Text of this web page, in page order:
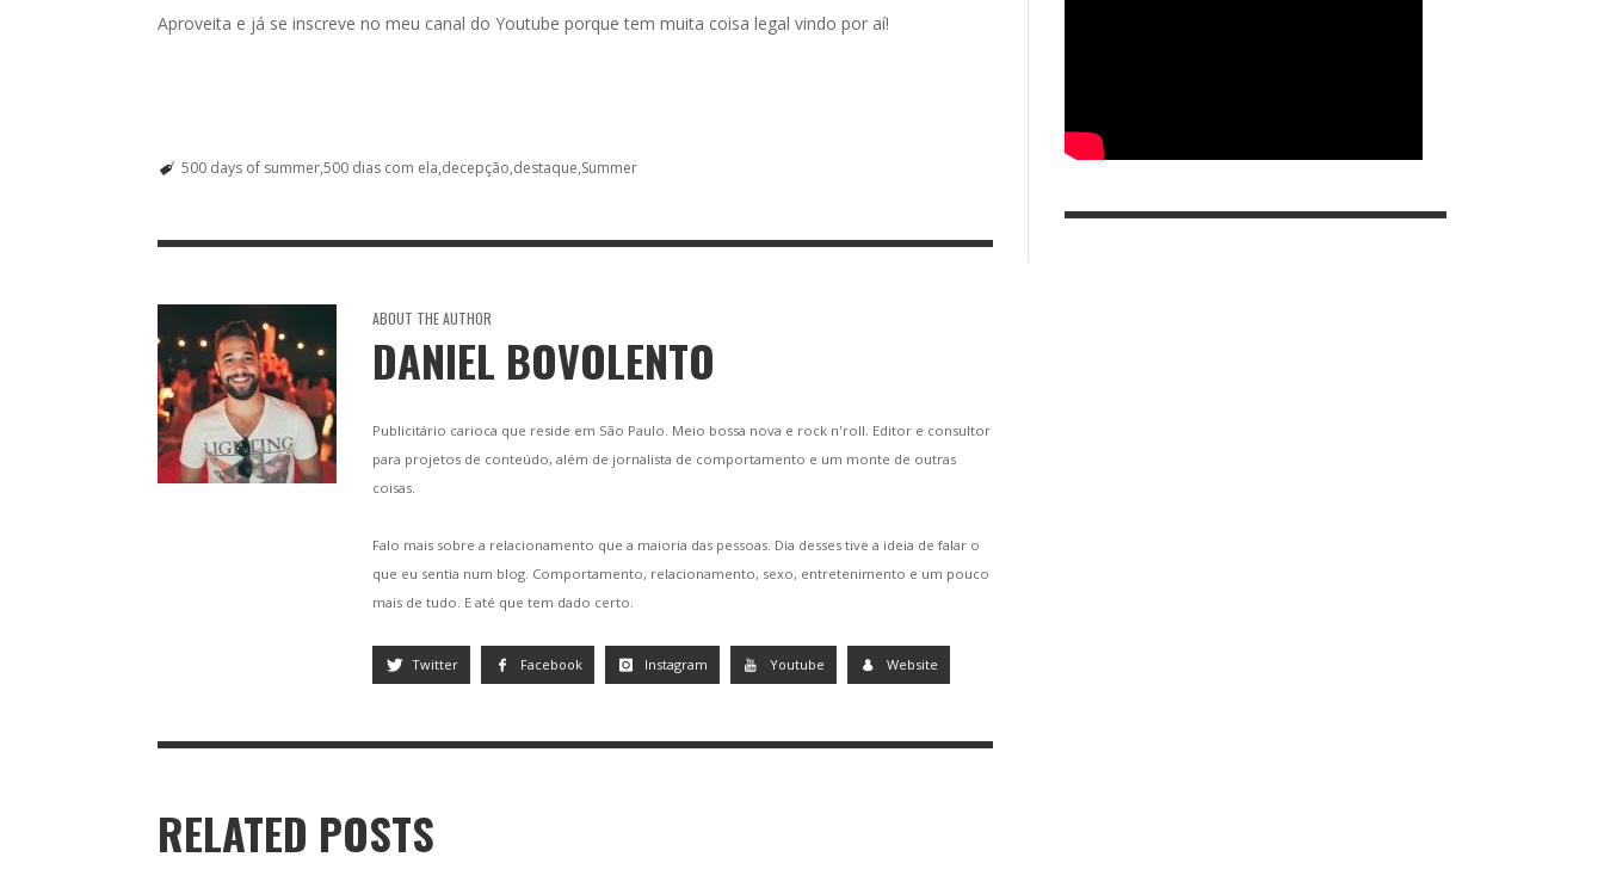
Aproveita e já se inscreve no meu canal do Youtube porque tem muita coisa legal vindo por aí!
500 days of summer500 dias com ela decepção destaque Summer
ABOUT THE AUTHOR
DANIEL BOVOLENTO
Publicitário carioca que reside em São Paulo. Meio bossa nova e rock n'roll. Editor e consultor
para projetos de conteúdo, além de jornalista de comportamento e um monte de outras
coisas.
Falo mais sobre a relacionamento que a maioria das pessoas. Dia desses tive a ideia de falar o
que eu sentia num blog. Comportamento, relacionamento, sexo, entretenimento e um pouco
mais de tudo. E até que tem dado certo.
Twitter Facebook Instagram Youtube Website
RELATED POSTS